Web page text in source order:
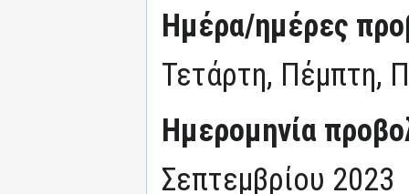
Ημέρα/ημέρες
Τετάρτη, Πέμπτη,
Ημερομηνία
Σεπτεμβρίου 2023